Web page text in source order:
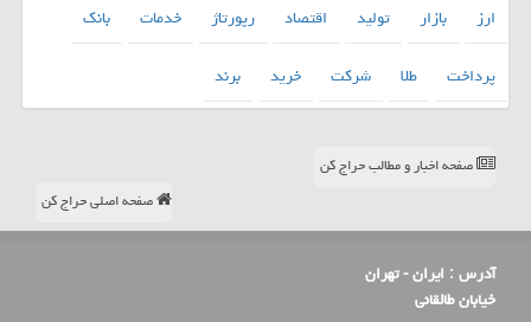
ارز بازار تولید اقتصاد رپورتاژ خدمات
بانك
پرداخت
طلا شركت خرید برند
صفحه اخبار و مطالب حراج کن
صفحه اصلی حراج کن
آدرس : ایران - تهران
خیابان طالقانی